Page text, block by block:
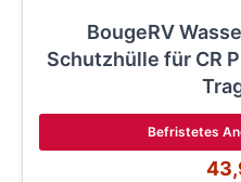
BougeRV
Schutzhülle für CR
Befristetes